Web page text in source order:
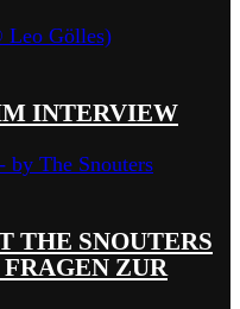
INTERVIEW
THE SNOUTERS
ZUR